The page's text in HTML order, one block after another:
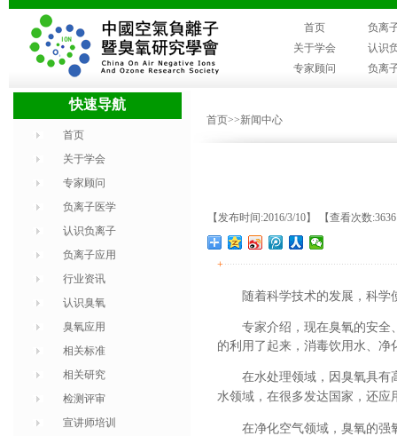
首页
负离
关于学会
认识
专家顾问
负离
快速导航
首页
关于学会
专家顾问
负离子医学
认识负离子
负离子应用
行业资讯
认识臭氧
臭氧应用
相关标准
相关研究
检测评审
宣讲师培训
首页>>新闻中心
【发布时间:2016/3/10】 【查看次数
+
随着科学技术的发展，科
专家介绍，现在臭氧的安全
的利用了起来，消毒饮用水、
在水处理领域，因臭氧具有
水领域，在很多发达国家，还应
在净化空气领域，臭氧的强